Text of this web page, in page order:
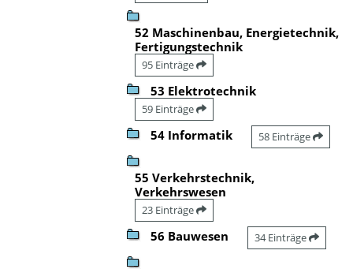
52 Maschinenbau, Energietechnik,
Fertigungstechnik
95 Einträge
53 Elektrotechnik
59 Einträge
54 Informatik 58 Einträge
55 Verkehrstechnik,
Verkehrswesen
23 Einträge
56 Bauwesen 34 Einträge